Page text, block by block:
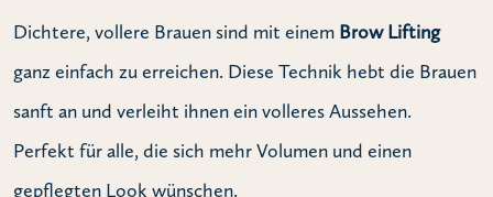
Dichtere, vollere Brauen sind mit einem Brow Lifting
ganz einfach zu erreichen. Diese Technik hebt die Brauen
sanft an und verleiht ihnen ein volleres Aussehen.
Perfekt für alle, die sich mehr Volumen und einen
gepflegten Look wünschen.